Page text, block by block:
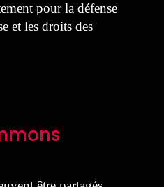
pour la défense
et les droits des